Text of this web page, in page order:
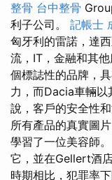
整骨 台中整骨
利子公司。 記帳士
匈牙利的雷諾，達
流，IT，金融和其他
個標誌性的品牌，
力，而Dacia車輛以
說，客戶的安全性
所有產品的真實圖
學習了一位美容師
它，並在Gellert酒
時期相比，犯罪率